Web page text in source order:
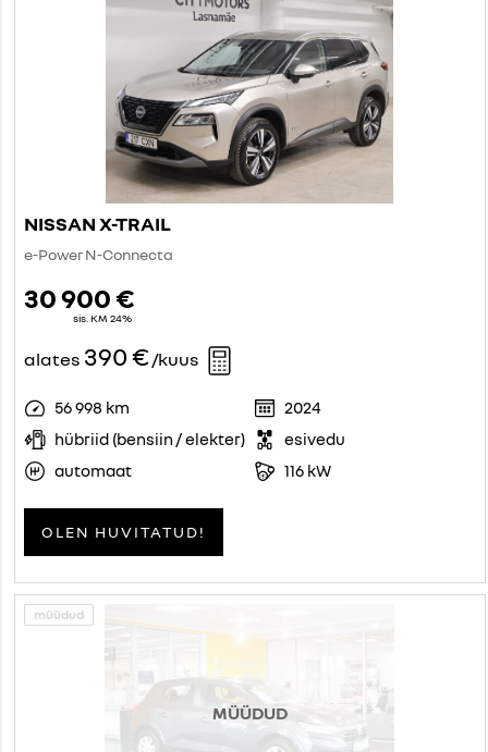
NISSAN X-TRAIL
e-Power N-Connecta
30 900 €
sis. KM 24%
alates 390 €/kuus
56 998 km
2024
hübriid (bensiin / elekter)
esivedu
automaat
116 kW
OLEN HUVITATUD!
müüdud
MÜÜDUD